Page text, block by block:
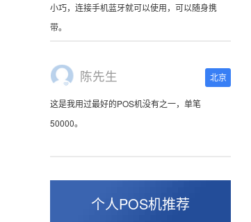
小巧，连接手机蓝牙就可以使用，可以随身携
带。
陈先生 北京
这是我用过最好的POS机没有之一，单笔
50000。
个人POS机推荐